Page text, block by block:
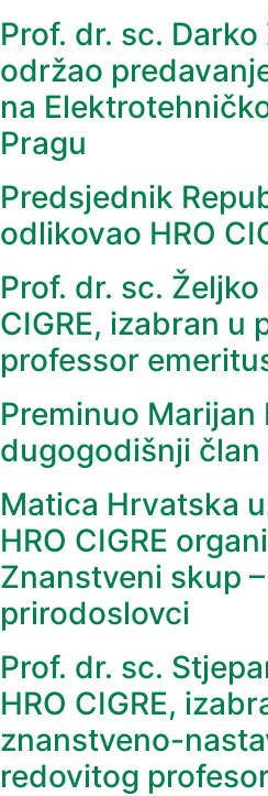
Prof. dr. sc.
održao
na
Pragu
Predsjednik
odlikovao HRO
Prof. dr. sc.
CIGRE, izabran u
professor
Preminuo Marijan
dugogodišnji član
Matica Hrvatska
HRO CIGRE
Znanstveni skup
prirodoslovci
Prof. dr. sc.
HRO CIGRE,
znanstveno-
redovitog